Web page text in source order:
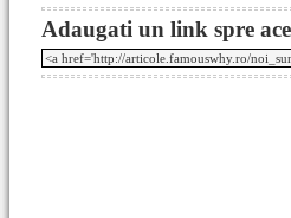
Adaugati un link spre